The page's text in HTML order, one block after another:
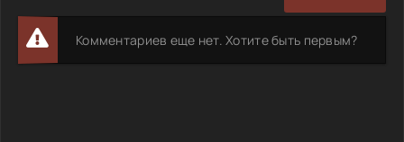
Комментариев еще нет. Хотите быть первым?